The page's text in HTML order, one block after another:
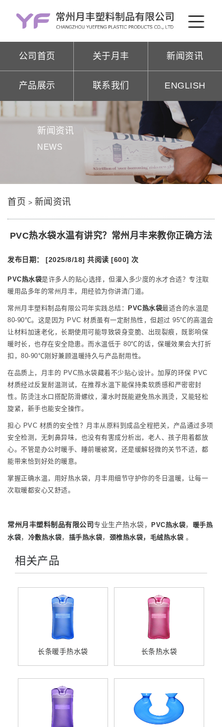
公司首页 关于月丰 新闻资讯
产品展示 联系我们 ENGLISH
新闻资讯
NEWS
首页 > 新闻资讯
PVC热水袋水温有讲究？常州月丰来教你正确方法
发布日期： [2025/8/18] 共阅读 [600] 次
PVC热水袋是许多人的贴心选择，但灌入多少度的水才合适？专注取
暖用品多年的常州月丰，用经验为你讲清门道。
常州月丰塑料制品有限公司年实践总结： PVC热水袋最适合的水温是
80-90℃。这是因为 PVC 材质虽有一定耐热性，但超过 95℃的高温会
让材料加速老化，长期使用可能导致袋身变脆、出现裂痕，既影响保
暖时长，也存在安全隐患。而水温低于 80℃的话，保暖效果会大打折
扣，80-90℃刚好兼顾温暖持久与产品耐用性。
在品质上，月丰的 PVC热水袋藏着不少贴心设计。加厚的环保 PVC
材质经过反复耐温测试，在推荐水温下能保持柔软质感和严密密封
性。防烫注水口搭配防滑螺纹，灌水时既能避免热水溅烫，又能轻松
旋紧，新手也能安全操作。
担心 PVC 材质的安全性？月丰从原料到成品全程把关，产品通过多项
安全检测，无刺鼻异味，也没有有害成分析出，老人、孩子用着都放
心。不管是办公时暖手、睡前暖被窝，还是缓解轻微的关节不适，都
能带来恰到好处的暖意。
掌握正确水温，用好热水袋，月丰用细节守护你的冬日温暖，让每一
次取暖都安心又舒适。
常州月丰塑料制品有限公司专业生产热水袋， PVC热水袋，
暖手热
水袋， 冷敷热水袋， 插手热水袋， 颈椎热水袋， 毛绒热水袋 。
相关产品
长条暖手热水袋 长条热水袋